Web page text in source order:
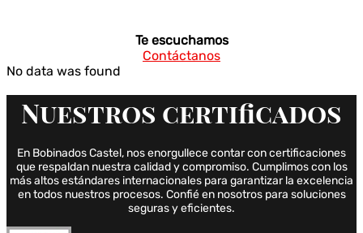
Te escuchamos
Contáctanos
No data was found
Nuestros certificados
En Bobinados Castel, nos enorgullece contar con certificaciones
que respaldan nuestra calidad y compromiso. Cumplimos con los
más altos estándares internacionales para garantizar la excelencia
en todos nuestros procesos. Confié en nosotros para soluciones
seguras y eficientes.